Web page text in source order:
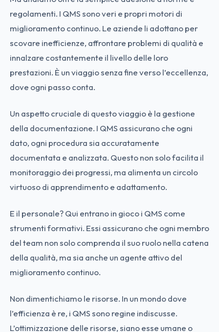
regolamenti. I QMS sono veri e propri motori di
miglioramento continuo. Le aziende li adottano per
scovare inefficienze, affrontare problemi di qualità e
innalzare costantemente il livello delle loro
prestazioni. È un viaggio senza fine verso l’eccellenza,
dove ogni passo conta.
Un aspetto cruciale di questo viaggio è la gestione
della documentazione. I QMS assicurano che ogni
dato, ogni procedura sia accuratamente
documentata e analizzata. Questo non solo facilita il
monitoraggio dei progressi, ma alimenta un circolo
virtuoso di apprendimento e adattamento.
E il personale? Qui entrano in gioco i QMS come
strumenti formativi. Essi assicurano che ogni membro
del team non solo comprenda il suo ruolo nella catena
della qualità, ma sia anche un agente attivo del
miglioramento continuo.
Non dimentichiamo le risorse. In un mondo dove
l’efficienza è re, i QMS sono regine indiscusse.
L’ottimizzazione delle risorse, siano esse umane o